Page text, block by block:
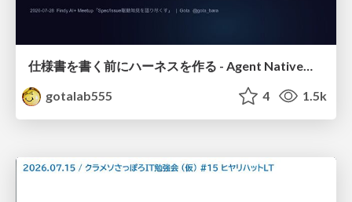
gotalab555
4 1.5k